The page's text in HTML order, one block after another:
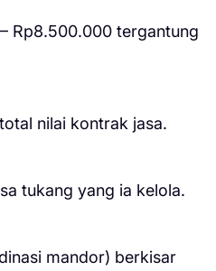
Rp8.500.000 tergantung
nilai kontrak jasa.
tukang yang ia kelola.
mandor) berkisar